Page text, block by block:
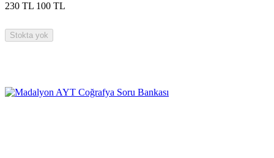
230 TL 100 TL
Stokta yok